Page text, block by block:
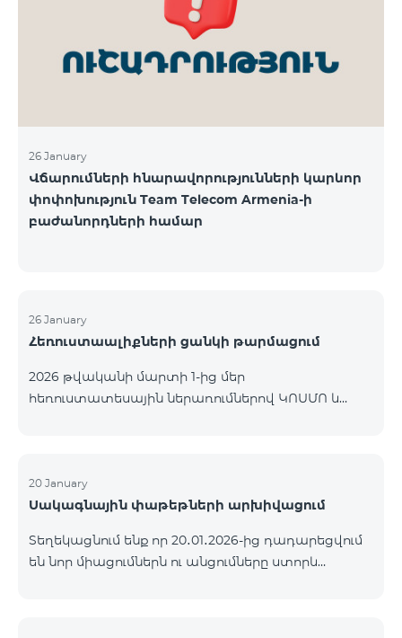
վճարահաշվարկային ընկերությունների կողմից
Team Telecom Armenia-ին առաջարկված
պայմանները ենթադրում էին ծառայությունների
26 January
Վճարումների հնարավորությունների կարևոր
փոփոխություն Team Telecom Armenia-ի
բաժանորդների համար
26 January
Հեռուստաալիքների ցանկի թարմացում
2026 թվականի մարտի 1-ից մեր
հեռուստատեսային ներառումներով ԿՈՍՄՈ և
մուլտիպլեքս հեռուստաալիքները հասանելի
կլինեն միայն այն մարզերում, որտեղ դրանց
մարմինների պահանջների։ Այս փոփոխությունը
իրականացվում է հեռուստատեսային հարթակի
20 January
Սակագնային փաթեթների արխիվացում
Տեղեկացնում ենք որ 20․01․2026-ից դադարեցվում
են նոր միացումներն ու անցումները ստորև